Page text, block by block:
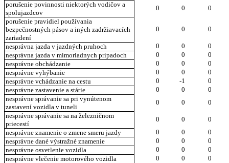
porušenie povinnosti niektorých vodičov a
spolujazdcov
0 0
0
porušenie pravidiel používania
bezpečnostných pásov a iných zadržiavacích
zariadení
0 0 0
nesprávna jazda v jazdných pruhoch 0 0
0
nesprávna jazda v mimoriadnych prípadoch
0 0
0
nesprávne obchádzanie
0 0
0
nesprávne vyhýbanie
0 0
0
nesprávne vchádzanie na cestu
0 -1
0
nesprávne zastavenie a státie
0 0
0
nesprávne správanie sa pri vynútenom
zastavení vozidla v tuneli
0 0
0
nesprávne správanie sa na železničnom
priecestí
0 0
0
nesprávne znamenie o zmene smeru jazdy
0 0
0
nesprávne dané výstražné znamenie
0 0
0
nesprávne osvetlenie vozidla
0 0
0
nesprávne vlečenie motorového vozidla
0 0
0